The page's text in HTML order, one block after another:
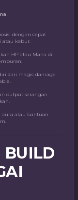
dengan cepat
atau kabur.
HP atau Mana di
dari magic damage
output serangan
aura atau bantuan
BUILD